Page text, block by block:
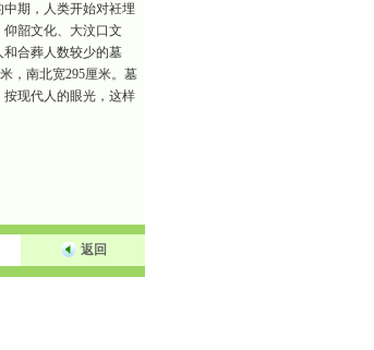
期，人类开始对衽埋
韶文化、大汶口文
合葬人数较少的墓
，南北宽295厘米。墓
现代人的眼光，这样
返回